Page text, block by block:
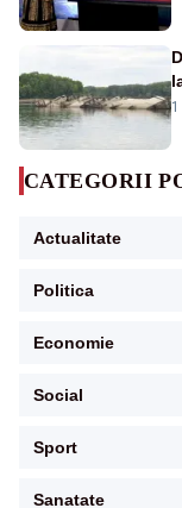
1
CATEGORII
Actualitate
Politica
Economie
Social
Sport
Sanatate